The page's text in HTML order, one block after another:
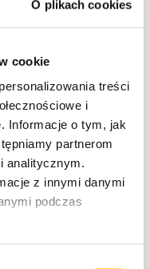
O plikach cookies
cookie
treści
i
Informacje o tym, jak
partnerom
analitycznym.
z innymi danymi
podczas
biznesowych